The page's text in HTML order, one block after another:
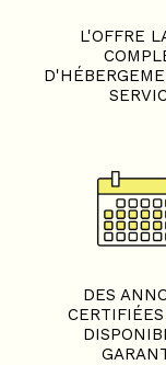
L'OFFRE
DES